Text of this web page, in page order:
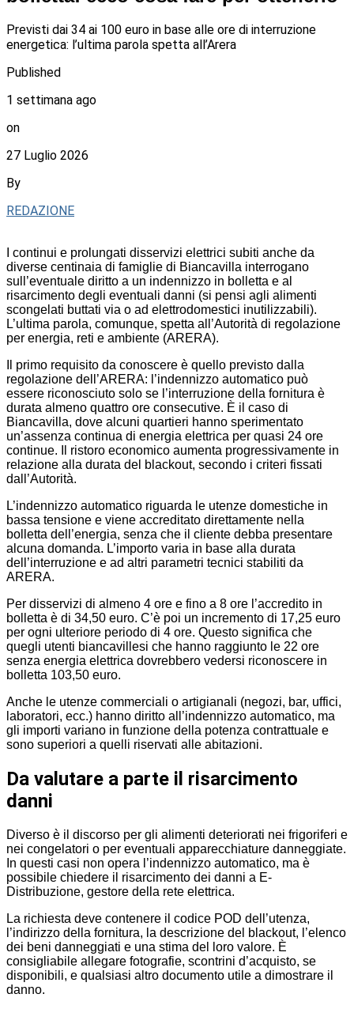
Previsti dai 34 ai 100 euro in base alle ore di interruzione
energetica: l’ultima parola spetta all’Arera
Published
1 settimana ago
on
27 Luglio 2026
By
REDAZIONE
I continui e prolungati disservizi elettrici subiti anche da
diverse centinaia di famiglie di Biancavilla interrogano
sull’eventuale diritto a un indennizzo in bolletta e al
risarcimento degli eventuali danni (si pensi agli alimenti
scongelati buttati via o ad elettrodomestici inutilizzabili).
L’ultima parola, comunque, spetta all’Autorità di regolazione
per energia, reti e ambiente (ARERA).
Il primo requisito da conoscere è quello previsto dalla
regolazione dell’ARERA: l’indennizzo automatico può
essere riconosciuto solo se l’interruzione della fornitura è
durata almeno quattro ore consecutive. È il caso di
Biancavilla, dove alcuni quartieri hanno sperimentato
un’assenza continua di energia elettrica per quasi 24 ore
continue. Il ristoro economico aumenta progressivamente in
relazione alla durata del blackout, secondo i criteri fissati
dall’Autorità.
L’indennizzo automatico riguarda le utenze domestiche in
bassa tensione e viene accreditato direttamente nella
bolletta dell’energia, senza che il cliente debba presentare
alcuna domanda. L’importo varia in base alla durata
dell’interruzione e ad altri parametri tecnici stabiliti da
ARERA.
Per disservizi di almeno 4 ore e fino a 8 ore l’accredito in
bolletta è di 34,50 euro. C’è poi un incremento di 17,25 euro
per ogni ulteriore periodo di 4 ore. Questo significa che
quegli utenti biancavillesi che hanno raggiunto le 22 ore
senza energia elettrica dovrebbero vedersi riconoscere in
bolletta 103,50 euro.
Anche le utenze commerciali o artigianali (negozi, bar, uffici,
laboratori, ecc.) hanno diritto all’indennizzo automatico, ma
gli importi variano in funzione della potenza contrattuale e
sono superiori a quelli riservati alle abitazioni.
Da valutare a parte il risarcimento
danni
Diverso è il discorso per gli alimenti deteriorati nei frigoriferi e
nei congelatori o per eventuali apparecchiature danneggiate.
In questi casi non opera l’indennizzo automatico, ma è
possibile chiedere il risarcimento dei danni a E-
Distribuzione, gestore della rete elettrica.
La richiesta deve contenere il codice POD dell’utenza,
l’indirizzo della fornitura, la descrizione del blackout, l’elenco
dei beni danneggiati e una stima del loro valore. È
consigliabile allegare fotografie, scontrini d’acquisto, se
disponibili, e qualsiasi altro documento utile a dimostrare il
danno.